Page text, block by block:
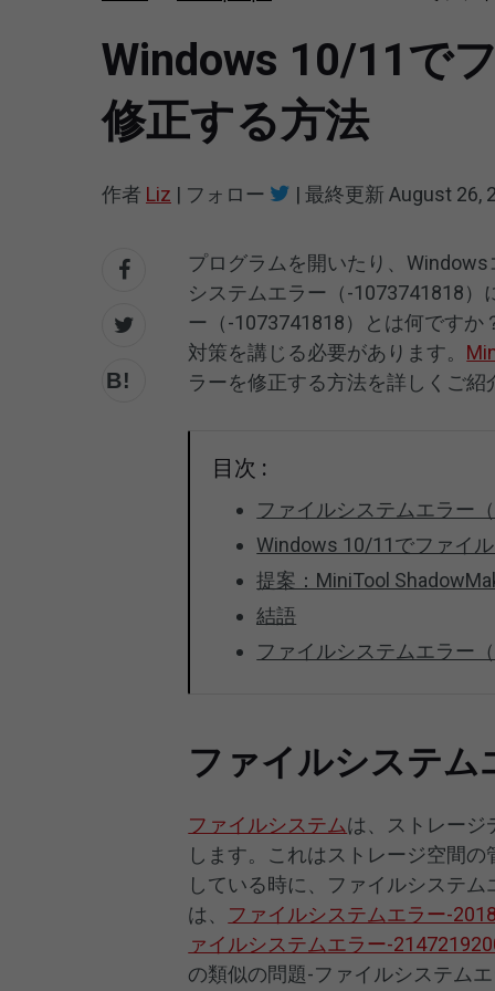
Windows 10/11で
修正する方法
作者 Liz | フォロー | 最終更新 August 26,
プログラムを開いたり、
システムエラー（-1073741818
ー（-1073741818）とは何です
対策を講じる必要があります。
ラーを修正する方法を詳しくご紹
目次 :
ファイルシステムエラー
Windows 10/11でファイ
提案：MiniTool
結語
ファイルシステムエラー
ファイルシステム
ファイルシステムは、ストレージ
します。これはストレージ空間
している時に、ファイルシステ
は、 ファイルシステムエラー-
ァイルシステムエラー-
の類似の問題-ファイルシステム